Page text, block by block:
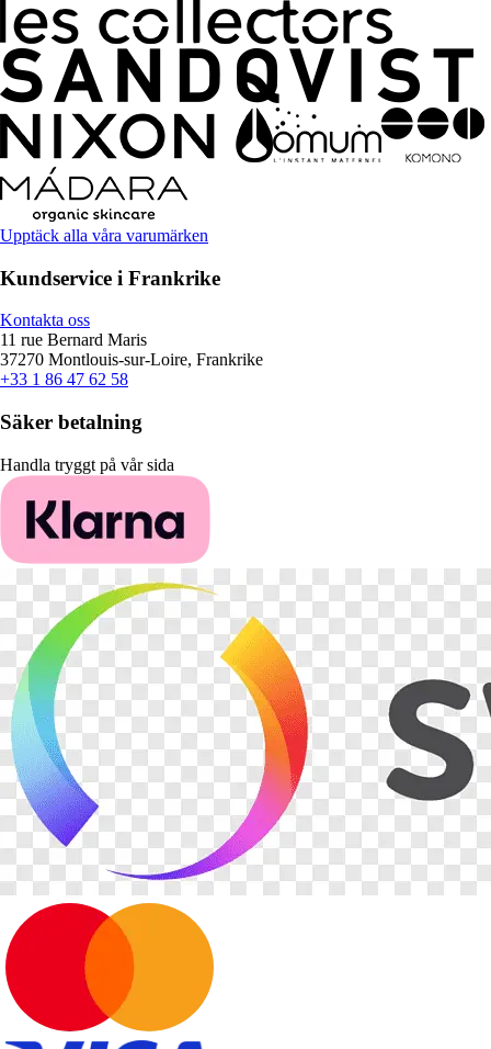
Upptäck alla våra varumärken
Kundservice i Frankrike
Kontakta oss
11 rue Bernard Maris
37270 Montlouis-sur-Loire, Frankrike
+33 1 86 47 62 58
Säker betalning
Handla tryggt på vår sida